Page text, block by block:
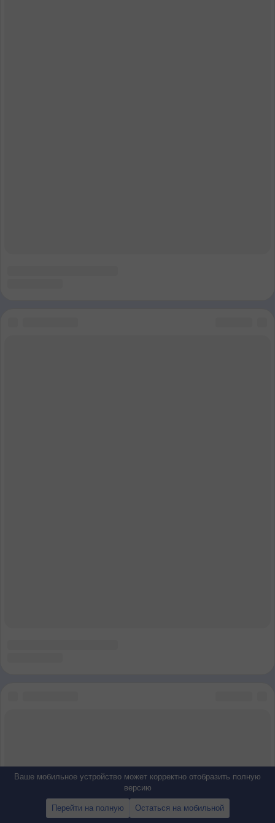
Ваше мобильное устройство может корректно отобразить полную
версию
Перейти на полную Остаться на мобильной